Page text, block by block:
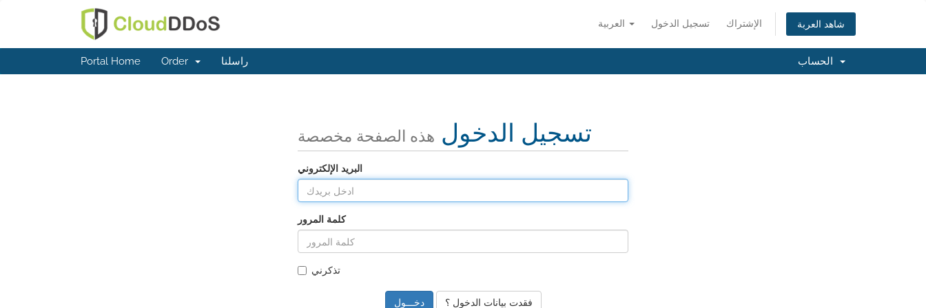
تسجيل الدخول الإشتراك شاهد العربة
Portal Home Order راسلنا
تسجيل الدخول هذه الصفحة مخصصة
البريد الإلكتروني
كلمة المرور
تذكرني
فقدت بيانات الدخول ؟